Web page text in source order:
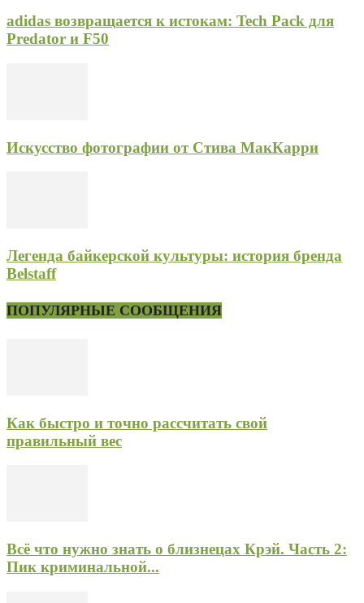
adidas возвращается к истокам: Tech Pack для
Predator и F50
Искусство фотографии от Стива МакКарри
Легенда байкерской культуры: история бренда
Belstaff
ПОПУЛЯРНЫЕ СООБЩЕНИЯ
Как быстро и точно рассчитать свой
правильный вес
Всё что нужно знать о близнецах Крэй. Часть 2:
Пик криминальной...